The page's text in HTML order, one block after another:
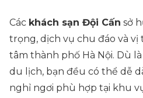
Các khách sạn Đội Cấn sở
trọng, dịch vụ chu đáo và
tâm thành phố Hà Nội. Dù
du lịch, bạn đều có thể dễ
nghỉ ngơi phù hợp tại khu